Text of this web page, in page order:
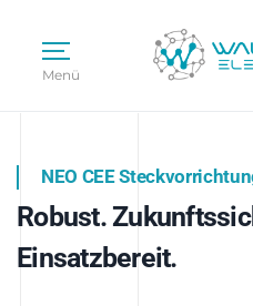
Menü
Intelligente
NEO CEE
Robust.
Einsatzbereit.
Intelligenz trifft